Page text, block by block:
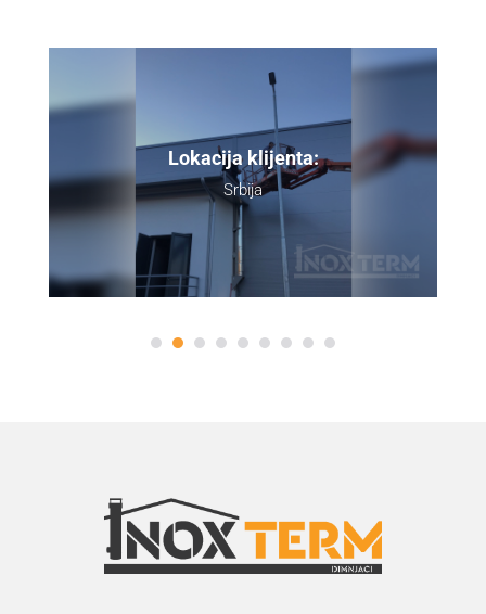
Lokacija klijenta:
Srbija